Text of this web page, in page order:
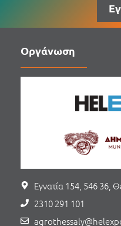
Οργάνωση
Εγνατία 154, 546 36,
2310 291 101